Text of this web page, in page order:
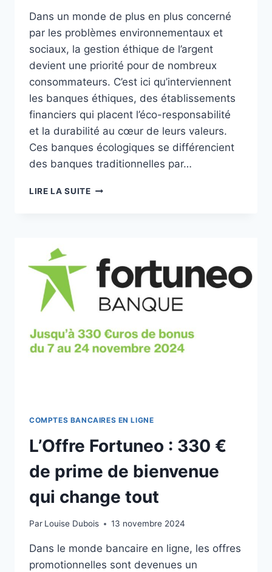
Dans un monde de plus en plus concerné
par les problèmes environnementaux et
sociaux, la gestion éthique de l’argent
devient une priorité pour de nombreux
consommateurs. C’est ici qu’interviennent
les banques éthiques, des établissements
financiers qui placent l’éco-responsabilité
et la durabilité au cœur de leurs valeurs.
Ces banques écologiques se différencient
des banques traditionnelles par…
LIRE LA SUITELES
FINANCIÈRE
DURABLE
ET
RESPONSABLE
COMPTES BANCAIRES EN LIGNE
L’Offre Fortuneo : 330 €
de prime de bienvenue
qui change tout
Par Louise Dubois 13 novembre 2024
Dans le monde bancaire en ligne, les offres
promotionnelles sont devenues un